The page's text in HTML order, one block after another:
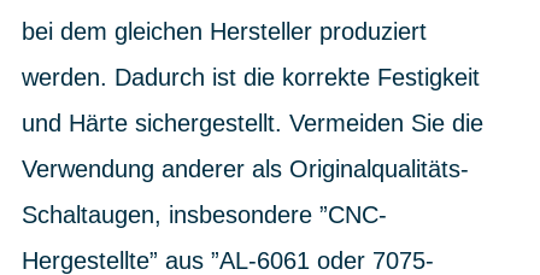
bei dem gleichen Hersteller produziert
werden. Dadurch ist die korrekte Festigkeit
und Härte sichergestellt. Vermeiden Sie die
Verwendung anderer als Originalqualitäts-
Schaltaugen, insbesondere ”CNC-
Hergestellte” aus ”AL-6061 oder 7075-